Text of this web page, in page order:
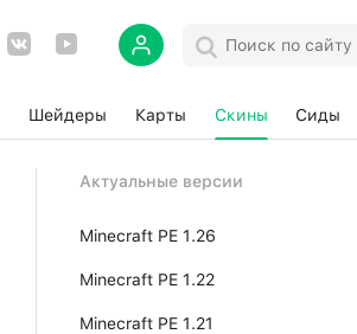
Шейдеры Карты Скины Сиды
Актуальные версии
Minecraft PE 1.26
Minecraft PE 1.22
Minecraft PE 1.21